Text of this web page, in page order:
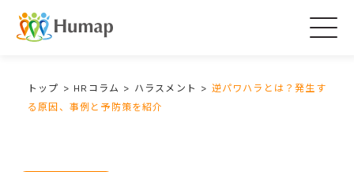
トップ > HRコラム > ハラスメント > 逆パワハラとは？発生す
る原因、事例と予防策を紹介